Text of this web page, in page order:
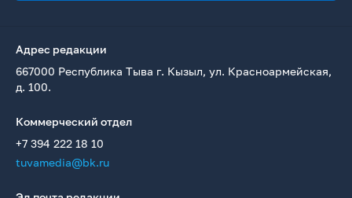
Адрес редакции
667000 Республика Тыва г. Кызыл, ул. Красноармейская,
д. 100.
Коммерческий отдел
+7 394 222 18 10
tuvamedia@bk.ru